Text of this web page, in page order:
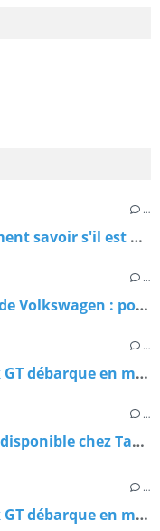
…
Site de comparaison auto : comment savoir s'il est digne de confiance ?
…
Les atouts des derniers modèles de Volkswagen : pourquoi les choisir ?
…
1/18 : La David Brown Speedback GT débarque en miniature
…
1/43 : Le Renault Captur 2 Norev disponible chez Tacot
…
1/18 : La David Brown Speedback GT débarque en miniature